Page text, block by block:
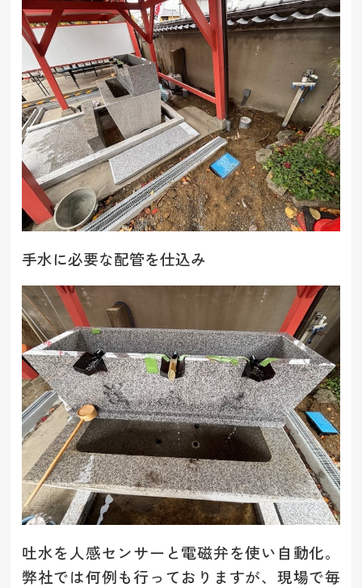
手水に必要な配管を仕込み
吐水を人感センサーと電磁弁を使い自動化。
弊社では何例も行っておりますが、現場で毎